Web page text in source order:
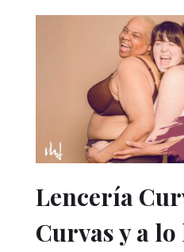
Lencería
Curvas y a lo